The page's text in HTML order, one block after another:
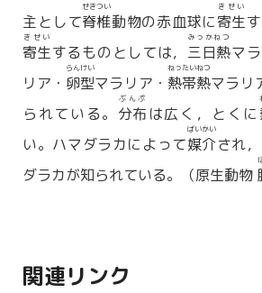
主として脊椎
せきつい
動物の赤血球に寄生
きせい
寄生
きせい
するものとしては， 三日熱
みっかねつ
マ
リア・ 卵型
らんけい
マラリア・ 熱帯熱
ねったいねつ
マラリ
られている。 分布
ぶんぷ
は広く，とくに
い。ハマダラカによって媒介
ばいかい
され
ダラカが知られている。（原生動物
関連リンク